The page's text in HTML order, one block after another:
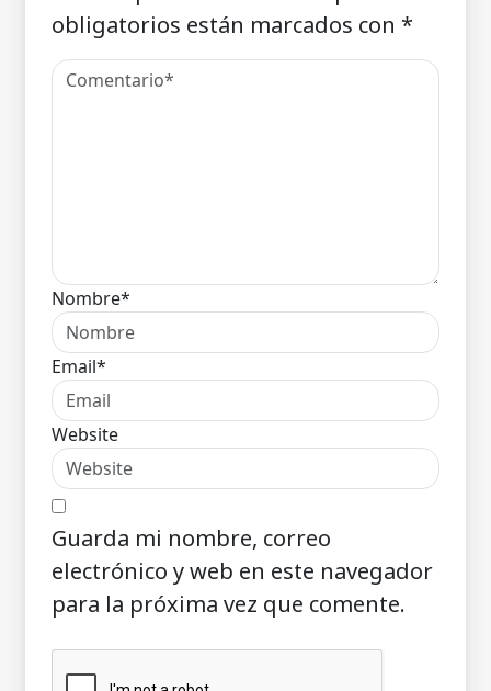
obligatorios están marcados con *
Nombre*
Email*
Website
Guarda mi nombre, correo
electrónico y web en este navegador
para la próxima vez que comente.